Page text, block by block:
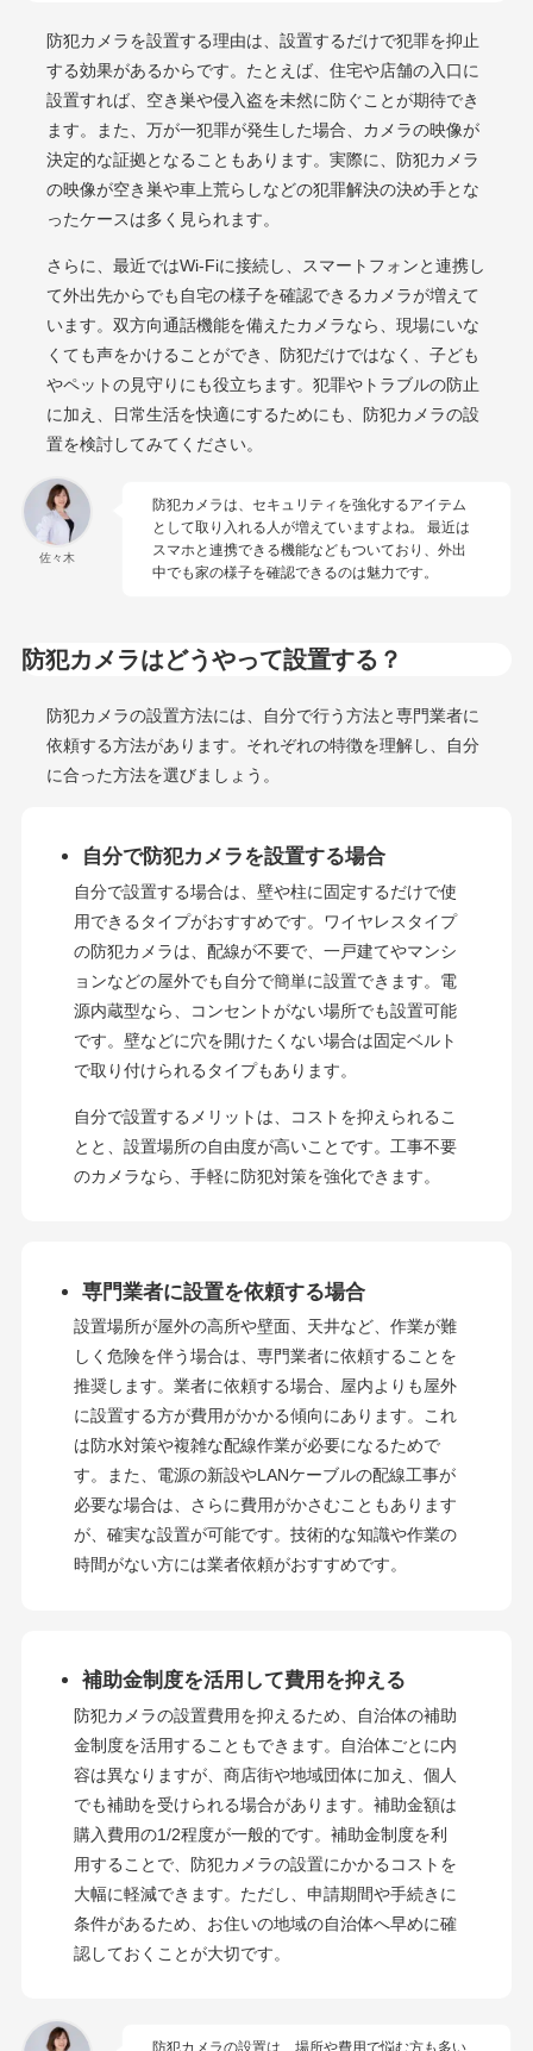
防犯カメラを設置する理由は、設置するだけで犯罪を抑止
する効果があるからです。たとえば、住宅や店舗の入口に
設置すれば、空き巣や侵入盗を未然に防ぐことが期待でき
ます。また、万が一犯罪が発生した場合、カメラの映像が
決定的な証拠となることもあります。実際に、防犯カメラ
の映像が空き巣や車上荒らしなどの犯罪解決の決め手とな
ったケースは多く見られます。
さらに、最近ではWi-Fiに接続し、スマートフォンと連携し
て外出先からでも自宅の様子を確認できるカメラが増えて
います。双方向通話機能を備えたカメラなら、現場にいな
くても声をかけることができ、防犯だけではなく、子ども
やペットの見守りにも役立ちます。犯罪やトラブルの防止
に加え、日常生活を快適にするためにも、防犯カメラの設
置を検討してみてください。
佐々木
防犯カメラは、セキュリティを強化するアイテム
として取り入れる人が増えていますよね。 最近は
スマホと連携できる機能などもついており、外出
中でも家の様子を確認できるのは魅力です。
防犯カメラはどうやって設置する？
防犯カメラの設置方法には、自分で行う方法と専門業者に
依頼する方法があります。それぞれの特徴を理解し、自分
に合った方法を選びましょう。
自分で防犯カメラを設置する場合
自分で設置する場合は、壁や柱に固定するだけで使
用できるタイプがおすすめです。ワイヤレスタイプ
の防犯カメラは、配線が不要で、一戸建てやマンシ
ョンなどの屋外でも自分で簡単に設置できます。電
源内蔵型なら、コンセントがない場所でも設置可能
です。壁などに穴を開けたくない場合は固定ベルト
で取り付けられるタイプもあります。
自分で設置するメリットは、コストを抑えられるこ
とと、設置場所の自由度が高いことです。工事不要
のカメラなら、手軽に防犯対策を強化できます。
専門業者に設置を依頼する場合
設置場所が屋外の高所や壁面、天井など、作業が難
しく危険を伴う場合は、専門業者に依頼することを
推奨します。業者に依頼する場合、屋内よりも屋外
に設置する方が費用がかかる傾向にあります。これ
は防水対策や複雑な配線作業が必要になるためで
す。また、電源の新設やLANケーブルの配線工事が
必要な場合は、さらに費用がかさむこともあります
が、確実な設置が可能です。技術的な知識や作業の
時間がない方には業者依頼がおすすめです。
補助金制度を活用して費用を抑える
防犯カメラの設置費用を抑えるため、自治体の補助
金制度を活用することもできます。自治体ごとに内
容は異なりますが、商店街や地域団体に加え、個人
でも補助を受けられる場合があります。補助金額は
購入費用の1/2程度が一般的です。補助金制度を利
用することで、防犯カメラの設置にかかるコストを
大幅に軽減できます。ただし、申請期間や手続きに
条件があるため、お住いの地域の自治体へ早めに確
認しておくことが大切です。